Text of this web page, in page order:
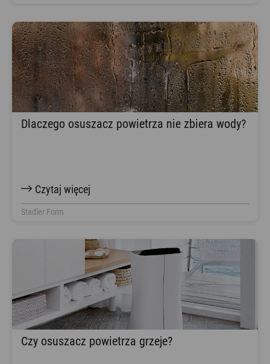
Dlaczego osuszacz powietrza nie zbiera wody?
Czytaj więcej
Stadler Form
Czy osuszacz powietrza grzeje?